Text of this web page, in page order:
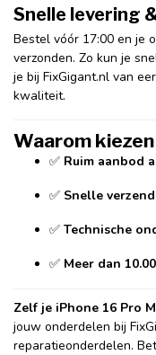
Snelle levering
Bestel vóór 17:00 en je
verzonden. Zo kun je
je bij FixGigant.nl van
kwaliteit.
Waarom
✅ Ruim aanbod
✅ Snelle
✅ Technische
✅ Meer dan
Zelf je iPhone 16 Pro
jouw onderdelen bij
reparatieonderdelen.